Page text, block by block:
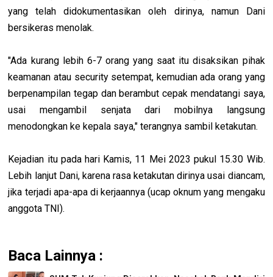
yang telah didokumentasikan oleh dirinya, namun Dani
bersikeras menolak.
"Ada kurang lebih 6-7 orang yang saat itu disaksikan pihak
keamanan atau security setempat, kemudian ada orang yang
berpenampilan tegap dan berambut cepak mendatangi saya,
usai mengambil senjata dari mobilnya langsung
menodongkan ke kepala saya," terangnya sambil ketakutan.
Kejadian itu pada hari Kamis, 11 Mei 2023 pukul 15.30 Wib.
Lebih lanjut Dani, karena rasa ketakutan dirinya usai diancam,
jika terjadi apa-apa di kerjaannya (ucap oknum yang mengaku
anggota TNI).
Baca Lainnya :